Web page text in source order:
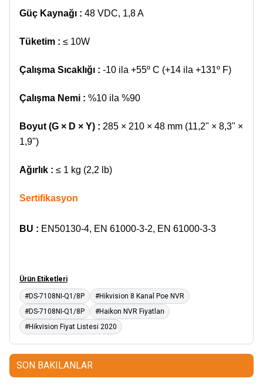
Güç Kaynağı : 48 VDC, 1,8 A
Tüketim : ≤ 10W
Çalışma Sıcaklığı : -10 ila +55º C (+14 ila +131º F)
Çalışma Nemi : %10 ila %90
Boyut (G × D × Y) : 285 × 210 × 48 mm (11,2" × 8,3" ×
1,9")
Ağırlık : ≤ 1 kg (2,2 lb)
Sertifikasyon
BU : EN50130-4, EN 61000-3-2, EN 61000-3-3
Ürün Etiketleri
#DS-7108NI-Q1/8P
#Hikvision 8 Kanal Poe NVR
#DS-7108NI-Q1/8P
#Haikon NVR Fiyatları
#Hikvision Fiyat Listesi 2020
SON BAKILANLAR